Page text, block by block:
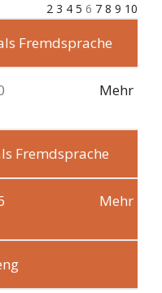
2 3 4 5 6 7 8 9 10
Fremdsprache
Mehr
Fremdsprache
Mehr